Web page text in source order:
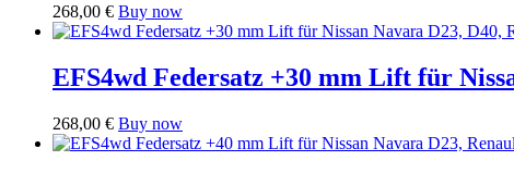
268,00 € Buy now
EFS4wd Federsatz +30 mm Lift für
268,00 € Buy now